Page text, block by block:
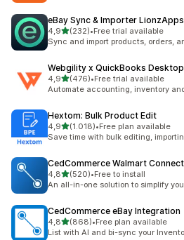
eBay Sync & Importer LionzApps
4,95 yıldız üzerinden
(232)
toplam 232 değerlendirme
•Free trial available
Sync and import products, orders,
Webgility x QuickBooks Desktop
4,95 yıldız üzerinden
(476)
toplam 476 değerlendirme
•Free trial available
Automate accounting, inventory
Hextom: Bulk Product Edit
4,95 yıldız üzerinden
(1.018)
toplam 1018 değerlendirme
•Free plan available
Save time with bulk editing,
CedCommerce Walmart
4,85 yıldız üzerinden
(520)
toplam 520 değerlendirme
•Free to install
An all-in-one solution to simplify
CedCommerce eBay Integration
4,85 yıldız üzerinden
(868)
toplam 868 değerlendirme
•Free plan available
List with AI and bi-sync your